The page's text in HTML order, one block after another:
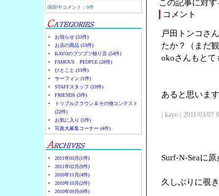
保留中コメント：0件
お知らせ (33件)
お店の商品 (53件)
KAYOのブツブツ独り言 (54件)
FAMOUS PEOPLE (28件)
ひとこと (33件)
サーフィン (1件)
STAFFスタッフ (10件)
FRIENDS (3件)
トリプルクラウン＆その他コンテスト
(22件)
お気に入り (5件)
写真大募集コーナー (4件)
2011年03月(1件)
2011年02月(9件)
2010年11月(4件)
2010年10月(2件)
2010年09月(6件)
この記事に対
コメント
戸田トンコさ
たか？（まだ
okoさんもとて
あると思いま
| kayo | 2011/03/07
Surf-N-Seaに
久しぶりに覗